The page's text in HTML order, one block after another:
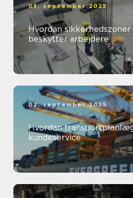
03. september 2025
Hvordan
beskytter arbejdere
02. september 2025
Hvordan
kundeservice